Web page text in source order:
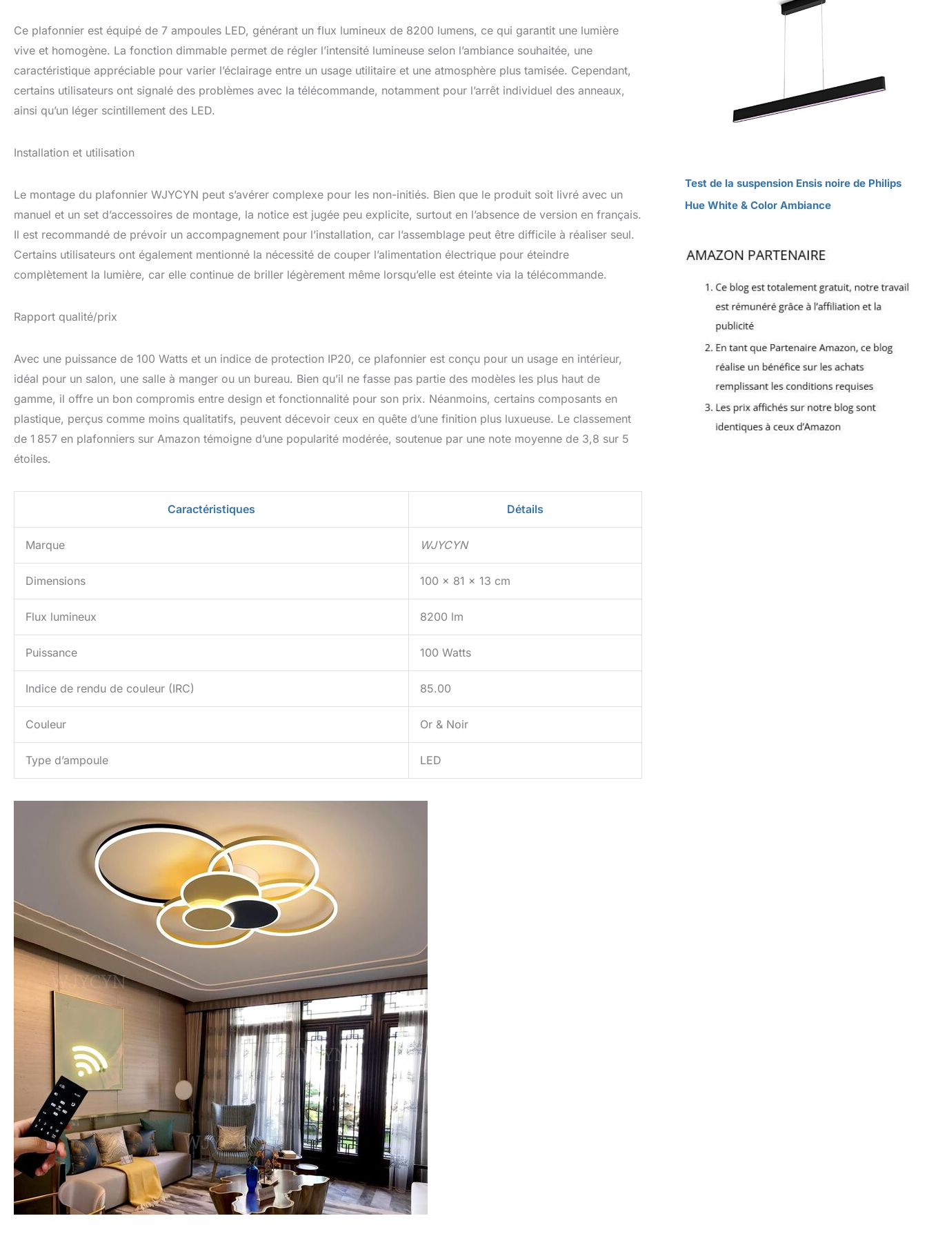
Ce plafonnier est équipé de 7 ampoules LED, générant un flux lumineux de 8200 lumens, ce qui garantit une lumière
vive et homogène. La fonction dimmable permet de régler l’intensité lumineuse selon l’ambiance souhaitée, une
caractéristique appréciable pour varier l’éclairage entre un usage utilitaire et une atmosphère plus tamisée. Cependant,
certains utilisateurs ont signalé des problèmes avec la télécommande, notamment pour l’arrêt individuel des anneaux,
ainsi qu’un léger scintillement des LED.
Installation et utilisation
Le montage du plafonnier WJYCYN peut s’avérer complexe pour les non-initiés. Bien que le produit soit livré avec un
manuel et un set d’accessoires de montage, la notice est jugée peu explicite, surtout en l’absence de version en français.
Il est recommandé de prévoir un accompagnement pour l’installation, car l’assemblage peut être difficile à réaliser seul.
Certains utilisateurs ont également mentionné la nécessité de couper l’alimentation électrique pour éteindre
complètement la lumière, car elle continue de briller légèrement même lorsqu’elle est éteinte via la télécommande.
Rapport qualité/prix
Avec une puissance de 100 Watts et un indice de protection IP20, ce plafonnier est conçu pour un usage en intérieur,
idéal pour un salon, une salle à manger ou un bureau. Bien qu’il ne fasse pas partie des modèles les plus haut de
gamme, il offre un bon compromis entre design et fonctionnalité pour son prix. Néanmoins, certains composants en
plastique, perçus comme moins qualitatifs, peuvent décevoir ceux en quête d’une finition plus luxueuse. Le classement
de 1 857 en plafonniers sur Amazon témoigne d’une popularité modérée, soutenue par une note moyenne de 3,8 sur 5
étoiles.
Caractéristiques Détails
Marque WJYCYN
Dimensions 100 x 81 x 13 cm
Flux lumineux 8200 lm
Puissance 100 Watts
Indice de rendu de couleur (IRC) 85.00
Couleur Or & Noir
Type d’ampoule LED
Test de la suspension Ensis noire de Philips
Hue White & Color Ambiance